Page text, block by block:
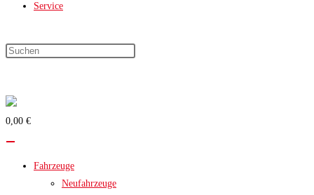
Service
0,00 €
Fahrzeuge
Neufahrzeuge